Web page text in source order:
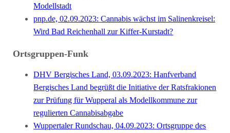
Modellstadt
pnp.de, 02.09.2023: Cannabis wächst im Salinenkreisel:
Wird Bad Reichenhall zur Kiffer-Kurstadt?
Ortsgruppen-Funk
DHV Bergisches Land, 03.09.2023: Hanfverband
Bergisches Land begrüßt die Initiative der Ratsfrakionen
zur Prüfung für Wupperal als Modellkommune zur
regulierten Cannabisabgabe
Wuppertaler Rundschau, 04.09.2023: Ortsgruppe des